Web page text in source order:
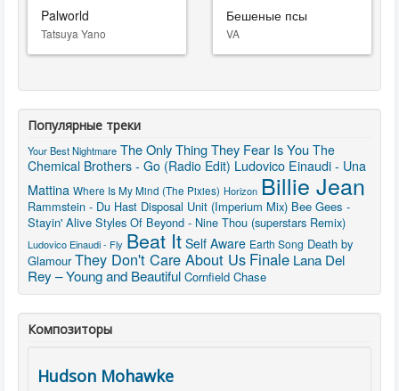
Palworld
Tatsuya Yano
Бешеные псы
VA
Популярные треки
Your Best Nightmare The Only Thing They Fear Is You The
Chemical Brothers - Go (Radio Edit) Ludovico Einaudi - Una
Mattina Where Is My Mind (The Pixies) Horizon Billie Jean
Rammstein - Du Hast Disposal Unit (Imperium Mix) Bee Gees -
Stayin' Alive Styles Of Beyond - Nine Thou (superstars Remix)
Ludovico Einaudi - Fly Beat It Self Aware Earth Song Death by
Glamour They Don't Care About Us Finale Lana Del
Rey – Young and Beautiful Cornfield Chase
Композиторы
Hudson Mohawke